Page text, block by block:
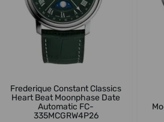
Frederique Constant Classics
Heart Beat Moonphase Date
Automatic FC-
335MCGRW4P26